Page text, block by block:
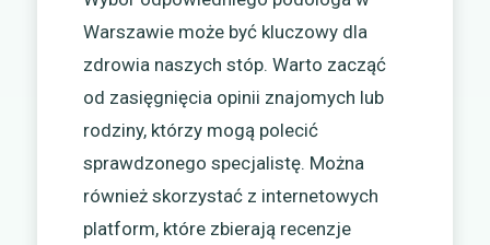
Warszawie może być kluczowy dla
zdrowia naszych stóp. Warto zacząć
od zasięgnięcia opinii znajomych lub
rodziny, którzy mogą polecić
sprawdzonego specjalistę. Można
również skorzystać z internetowych
platform, które zbierają recenzje